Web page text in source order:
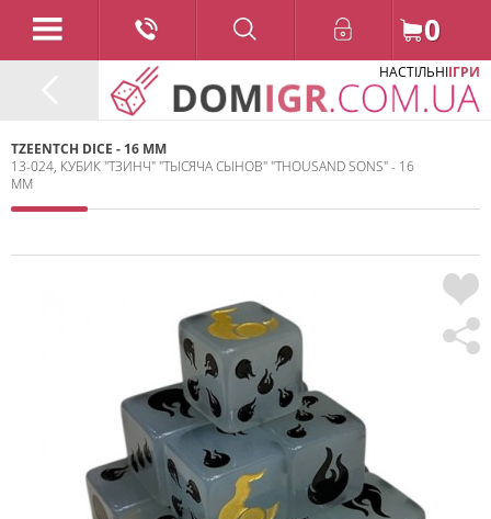
0
НАСТІЛЬНІІГРИ
TZEENTCH DICE - 16 MM
13-024, КУБИК "ТЗИНЧ" "ТЫСЯЧА СЫНОВ" "THOUSAND SONS" - 16
ММ